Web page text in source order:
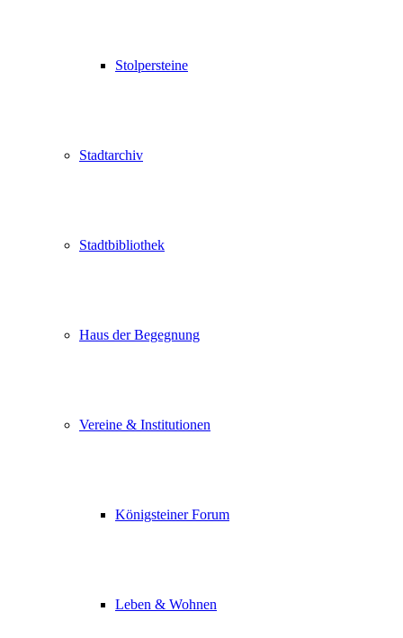
Stolpersteine
Stadtarchiv
Stadtbibliothek
Haus der Begegnung
Vereine & Institutionen
Königsteiner Forum
Leben & Wohnen